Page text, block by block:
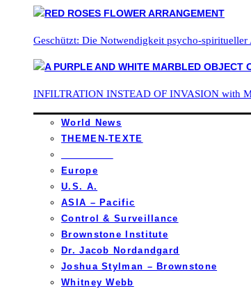
Geschützt: Die Notwendigkeit psycho-spiritueller
INFILTRATION INSTEAD OF INVASION with
World News
THEMEN-TEXTE
Europe
U.S. A.
ASIA – Pacific
Control & Surveillance
Brownstone Institute
Dr. Jacob Nordandgard
Joshua Stylman – Brownstone
Whitney Webb